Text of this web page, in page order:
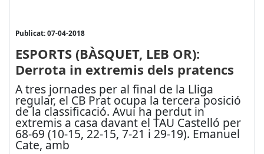
Publicat: 07-04-2018
ESPORTS (BÀSQUET, LEB OR):
Derrota in extremis dels pratencs
A tres jornades per al final de la Lliga
regular, el CB Prat ocupa la tercera posició
de la classificació. Avui ha perdut in
extremis a casa davant el TAU Castelló per
68-69 (10-15, 22-15, 7-21 i 29-19). Emanuel
Cate, amb